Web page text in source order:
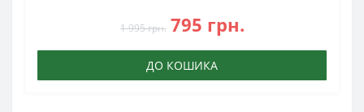
1 995 грн. 795 грн.
ДО КОШИКА